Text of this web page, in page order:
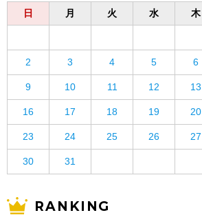
日 月 火 水 木
2 3 4 5 6
9 10 11 12 13
16 17 18 19 20
23 24 25 26 27
30 31
RANKING